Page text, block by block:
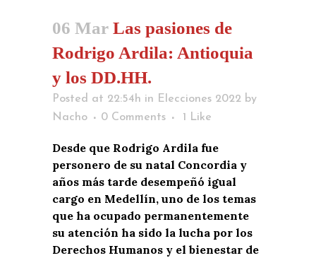
06 Mar Las pasiones de
Rodrigo Ardila: Antioquia
y los DD.HH.
Posted at 22:54h in Elecciones 2022 by
Nacho
0 Comments 1 Like
Desde que Rodrigo Ardila fue
personero de su natal Concordia y
años más tarde desempeñó igual
cargo en Medellín, uno de los temas
que ha ocupado permanentemente
su atención ha sido la lucha por los
Derechos Humanos y el bienestar de